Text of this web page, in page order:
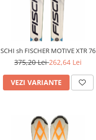
SCHI sh FISCHER MOTIVE XTR 76
375,20 Lei262,64 Lei
VEZI VARIANTE